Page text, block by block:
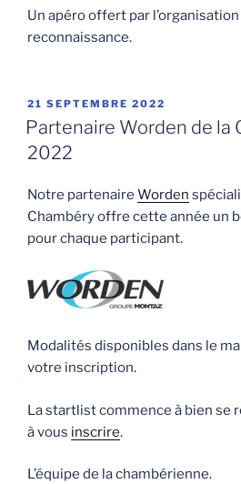
Un apéro offert par
reconnaissance.
PUBLIÉ
LE
21 SEPTEMBRE 2022
Partenaire Worden de la
2022
Notre partenaire Worden
Chambéry offre cette année un
pour chaque participant.
Modalités disponibles dans le
votre inscription.
La startlist commence à bien se
à vous inscrire.
L’équipe de la chambérienne.